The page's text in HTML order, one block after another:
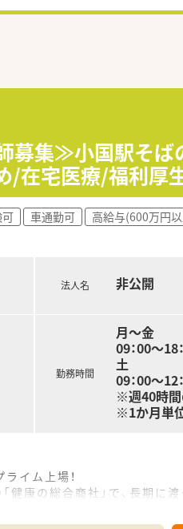
募集≫小国駅そ
/在宅医療/福利厚
車通勤可 高給与(600万円
法人名 非公開
勤務時間
月～金
09：00〜18
土
09：00〜12
※週40時
※1か月単
イム上場！
「健康の総合商社」で、長期に